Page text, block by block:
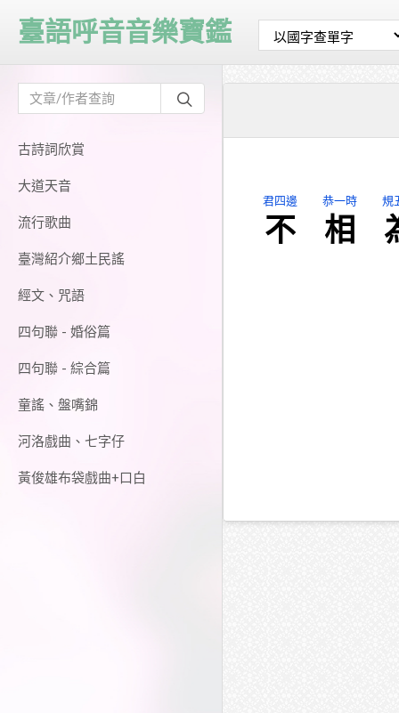
古詩詞欣賞
大道天音
流行歌曲
臺灣紹介鄉土民謠
經文、咒語
四句聯 - 婚俗篇
四句聯 - 綜合篇
童謠、盤嘴錦
河洛戲曲、七字仔
黃俊雄布袋戲曲+口白
臺語呼音音樂寶鑑
君四邊
不
恭一時
相
規